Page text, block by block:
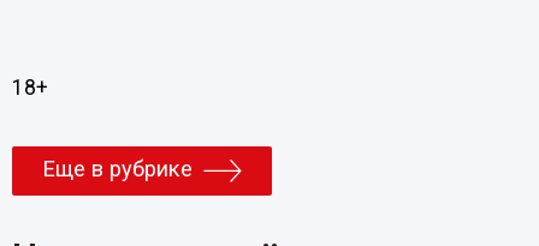
18+
Еще в рубрике